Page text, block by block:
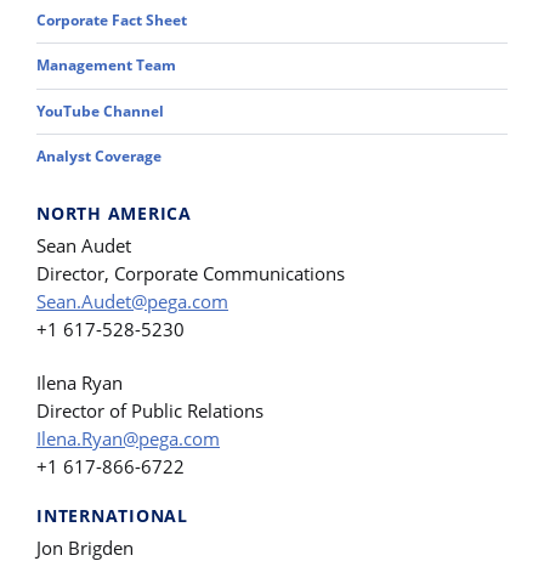
Corporate Fact Sheet
Management Team
YouTube Channel
Analyst Coverage
NORTH AMERICA
Sean Audet
Director, Corporate Communications
Sean.Audet@pega.com
+1 617-528-5230
Ilena Ryan
Director of Public Relations
Ilena.Ryan@pega.com
+1 617-866-6722
INTERNATIONAL
Jon Brigden